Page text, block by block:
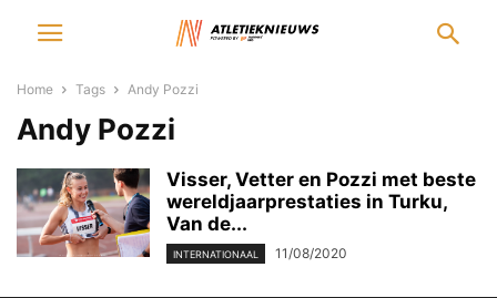
Home Tags Andy Pozzi
Andy Pozzi
Visser, Vetter en Pozzi met beste
wereldjaarprestaties in Turku,
Van de...
INTERNATIONAAL 11/08/2020